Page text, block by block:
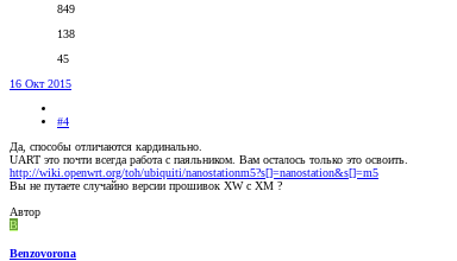
849
138
45
16 Окт 2015
#4
Да, способы отличаются кардинально.
UART это почти всегда работа с паяльником. Вам осталось только это освоить.
http://wiki.openwrt.org/toh/ubiquiti/nanostationm5?s[]=nanostation&s[]=m5
Вы не путаете случайно версии прошивок XW c XM ?
Автор
B
Benzovorona